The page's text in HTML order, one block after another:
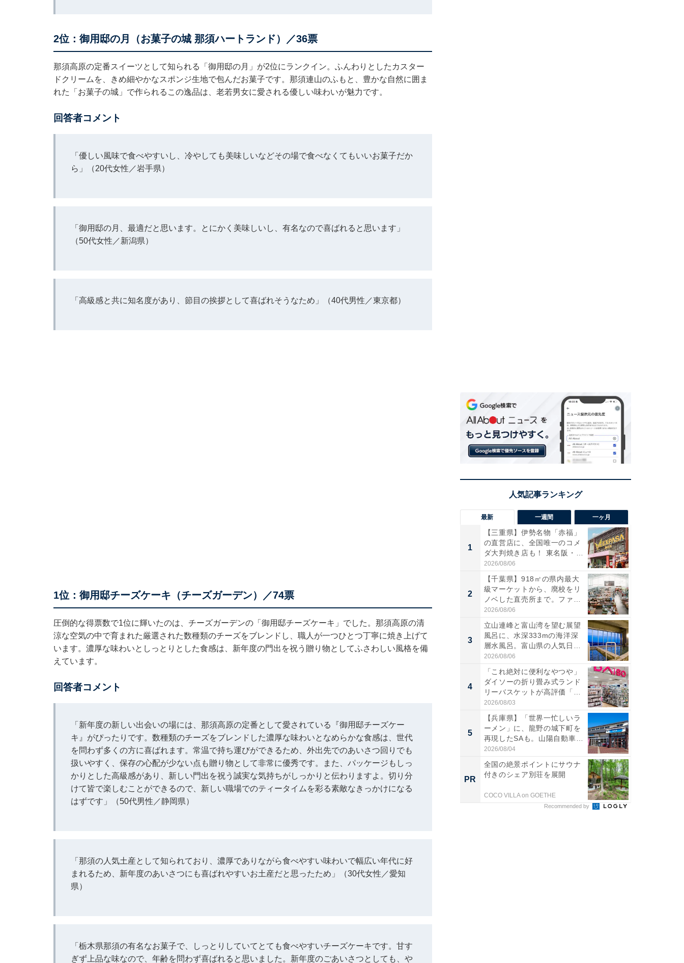
2位：御用邸の月（お菓子の城 那須ハートランド）／36票
那須高原の定番スイーツとして知られる「御用邸の月」が2位にランクイン。ふんわりとしたカスター
ドクリームを、きめ細やかなスポンジ生地で包んだお菓子です。那須連山のふもと、豊かな自然に囲ま
れた「お菓子の城」で作られるこの逸品は、老若男女に愛される優しい味わいが魅力です。
回答者コメント
「優しい風味で食べやすいし、冷やしても美味しいなどその場で食べなくてもいいお菓子だか
ら」（20代女性／岩手県）
「御用邸の月、最適だと思います。とにかく美味しいし、有名なので喜ばれると思います」
（50代女性／新潟県）
「高級感と共に知名度があり、節目の挨拶として喜ばれそうなため」（40代男性／東京都）
1位：御用邸チーズケーキ（チーズガーデン）／74票
圧倒的な得票数で1位に輝いたのは、チーズガーデンの「御用邸チーズケーキ」でした。那須高原の清
涼な空気の中で育まれた厳選された数種類のチーズをブレンドし、職人が一つひとつ丁寧に焼き上げて
います。濃厚な味わいとしっとりとした食感は、新年度の門出を祝う贈り物としてふさわしい風格を備
えています。
回答者コメント
「新年度の新しい出会いの場には、那須高原の定番として愛されている『御用邸チーズケー
キ』がぴったりです。数種類のチーズをブレンドした濃厚な味わいとなめらかな食感は、世代
を問わず多くの方に喜ばれます。常温で持ち運びができるため、外出先でのあいさつ回りでも
扱いやすく、保存の心配が少ない点も贈り物として非常に優秀です。また、パッケージもしっ
かりとした高級感があり、新しい門出を祝う誠実な気持ちがしっかりと伝わりますよ。切り分
けて皆で楽しむことができるので、新しい職場でのティータイムを彩る素敵なきっかけになる
はずです」（50代男性／静岡県）
「那須の人気土産として知られており、濃厚でありながら食べやすい味わいで幅広い年代に好
まれるため、新年度のあいさつにも喜ばれやすいお土産だと思ったため」（30代女性／愛知
県）
「栃木県那須の有名なお菓子で、しっとりしていてとても食べやすいチーズケーキです。甘す
ぎず上品な味なので、年齢を問わず喜ばれると思いました。新年度のごあいさつとしても、や
最新 一週間 一ヶ月
1
【三重県】伊勢名物「赤福」
の直営店に、全国唯一のコメ
ダ大判焼き店も！ 東名阪・
伊...
2026/08/06
2
【千葉県】918㎡の県内最大
級マーケットから、廃校をリ
ノベした直売所まで。ファ
ー...
2026/08/06
3
立山連峰と富山湾を望む展望
風呂に、水深333mの海洋深
層水風呂。富山県の人気日
帰...
2026/08/06
4
「これ絶対に便利なやつや」
ダイソーの折り畳み式ランド
リーバスケットが高評価「使
わ...
2026/08/03
5
【兵庫県】「世界一忙しいラ
ーメン」に、龍野の城下町を
再現したSAも。山陽自動車
道...
2026/08/04
PR
全国の絶景ポイントにサウナ
付きのシェア別荘を展開
COCO VILLA on GOETHE
Recommended by